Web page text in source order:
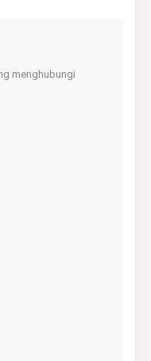
menghubungi